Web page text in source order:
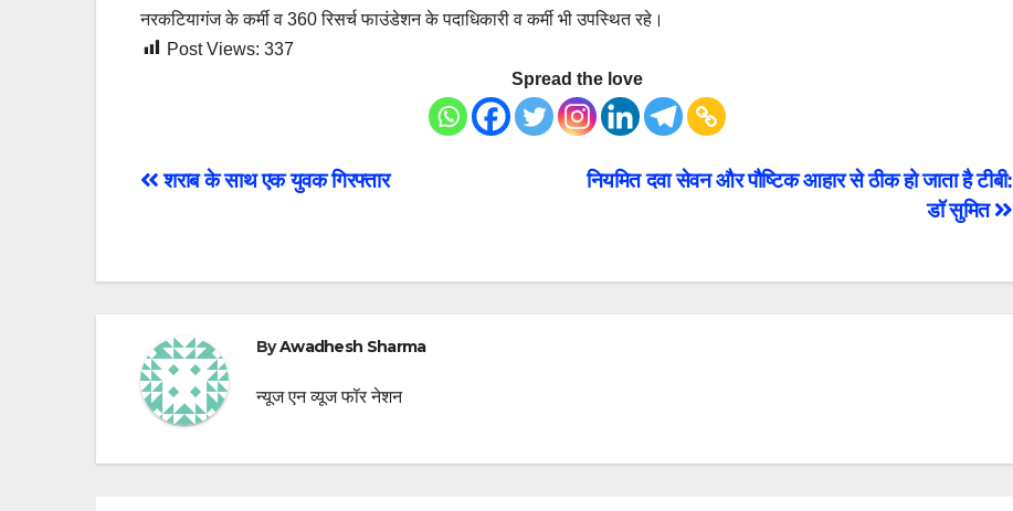
नरकटियागंज के कर्मी व 360 रिसर्च फाउंडेशन के पदाधिकारी व कर्मी भी उपस्थित रहे।
Post Views: 337
Spread the love
Post
नियमित दवा सेवन और पौष्टिक आहार से ठीक हो जाता है टीबी:
डॉ सुमित
शराब के साथ एक युवक गिरफ्तार
ByAwadhesh Sharma
न्यूज एन व्यूज फॉर नेशन